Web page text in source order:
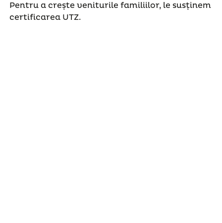
Pentru a crește veniturile familiilor, le susținem
certificarea UTZ.